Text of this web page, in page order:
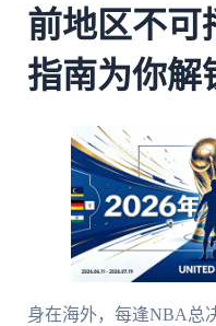
前地区不可
指南为你解
身在海外，每逢NBA总